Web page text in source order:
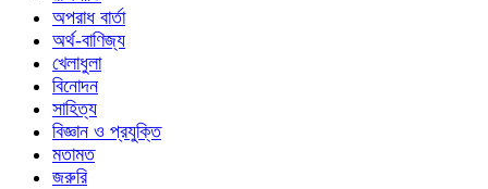
অপরাধ বার্তা
অর্থ-বাণিজ্য
খেলাধুলা
বিনোদন
সাহিত্য
বিজ্ঞান ও প্রযুক্তি
মতামত
জরুরি